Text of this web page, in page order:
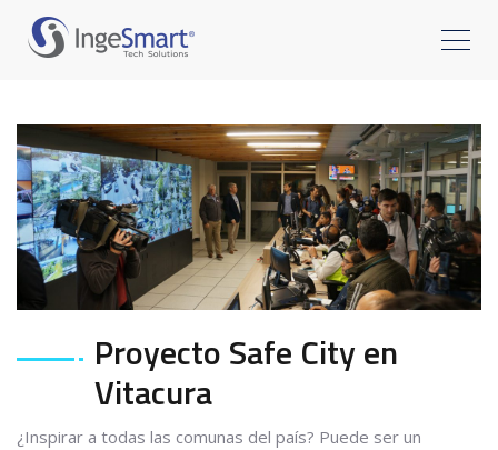
Proyecto Safe City en
Vitacura
¿Inspirar a todas las comunas del país? Puede ser un